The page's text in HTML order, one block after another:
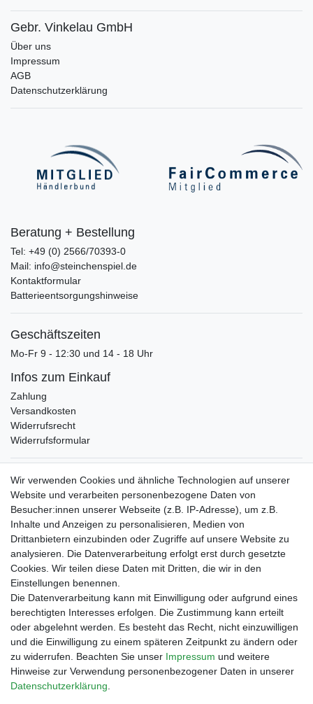
Gebr. Vinkelau GmbH
Über uns
Impressum
AGB
Datenschutzerklärung
Beratung + Bestellung
Tel: +49 (0) 2566/70393-0
Mail: info@steinchenspiel.de
Kontaktformular
Batterieentsorgungshinweise
Geschäftszeiten
Mo-Fr 9 - 12:30 und 14 - 18 Uhr
Infos zum Einkauf
Zahlung
Versandkosten
Widerrufsrecht
Widerrufsformular
Verpackungslizenz
bei der Landbell AG
Zahlungsarten
Vorabüberweisung
Rechnungskauf
Zahlung bei Abholung
PayPal (inkl. Kreditkarten)
Wir verwenden Cookies und ähnliche Technologien auf unserer
Website und verarbeiten personenbezogene Daten von
Besucher:innen unserer Webseite (z.B. IP-Adresse), um z.B.
Inhalte und Anzeigen zu personalisieren, Medien von
Drittanbietern einzubinden oder Zugriffe auf unsere Website zu
analysieren. Die Datenverarbeitung erfolgt erst durch gesetzte
Cookies. Wir teilen diese Daten mit Dritten, die wir in den
Einstellungen benennen.
Die Datenverarbeitung kann mit Einwilligung oder aufgrund eines
berechtigten Interesses erfolgen. Die Zustimmung kann erteilt
oder abgelehnt werden. Es besteht das Recht, nicht einzuwilligen
und die Einwilligung zu einem späteren Zeitpunkt zu ändern oder
zu widerrufen. Beachten Sie unser Impressum und weitere
Hinweise zur Verwendung personenbezogener Daten in unserer
Daten­schutz­erklärung